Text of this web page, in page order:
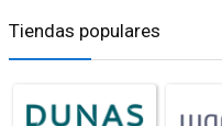
Tiendas populares